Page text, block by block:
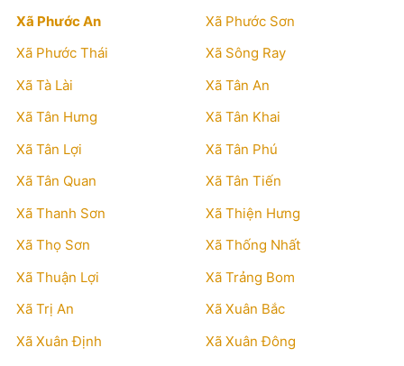
Xã Phước An
Xã Phước Sơn
Xã Phước Thái
Xã Sông Ray
Xã Tà Lài
Xã Tân An
Xã Tân Hưng
Xã Tân Khai
Xã Tân Lợi
Xã Tân Phú
Xã Tân Quan
Xã Tân Tiến
Xã Thanh Sơn
Xã Thiện Hưng
Xã Thọ Sơn
Xã Thống Nhất
Xã Thuận Lợi
Xã Trảng Bom
Xã Trị An
Xã Xuân Bắc
Xã Xuân Định
Xã Xuân Đông